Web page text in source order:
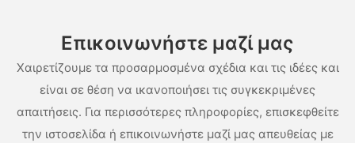
Επικοινωνήστε μαζί μας
Χαιρετίζουμε τα προσαρμοσμένα σχέδια και τις ιδέες και
είναι σε θέση να ικανοποιήσει τις συγκεκριμένες
απαιτήσεις. Για περισσότερες πληροφορίες, επισκεφθείτε
την ιστοσελίδα ή επικοινωνήστε μαζί μας απευθείας με